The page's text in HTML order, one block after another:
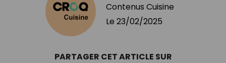
Contenus Cuisine
Le 23/02/2025
PARTAGER CET ARTICLE SUR